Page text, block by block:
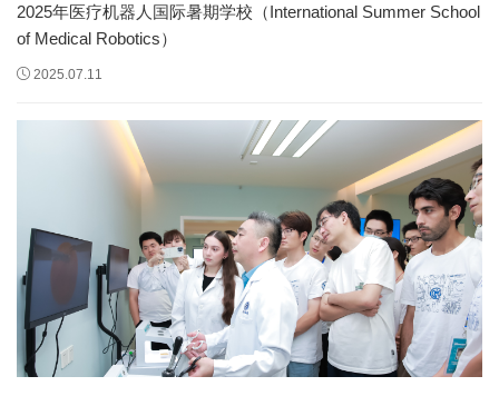
2025年医疗机器人国际暑期学校（International Summer School
of Medical Robotics）
2025.07.11